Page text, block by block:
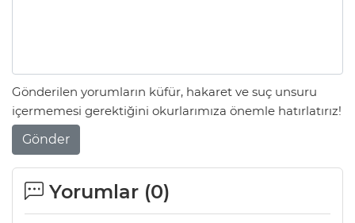
Gönderilen yorumların küfür, hakaret ve suç unsuru
içermemesi gerektiğini okurlarımıza önemle hatırlatırız!
Gönder
Yorumlar (0)